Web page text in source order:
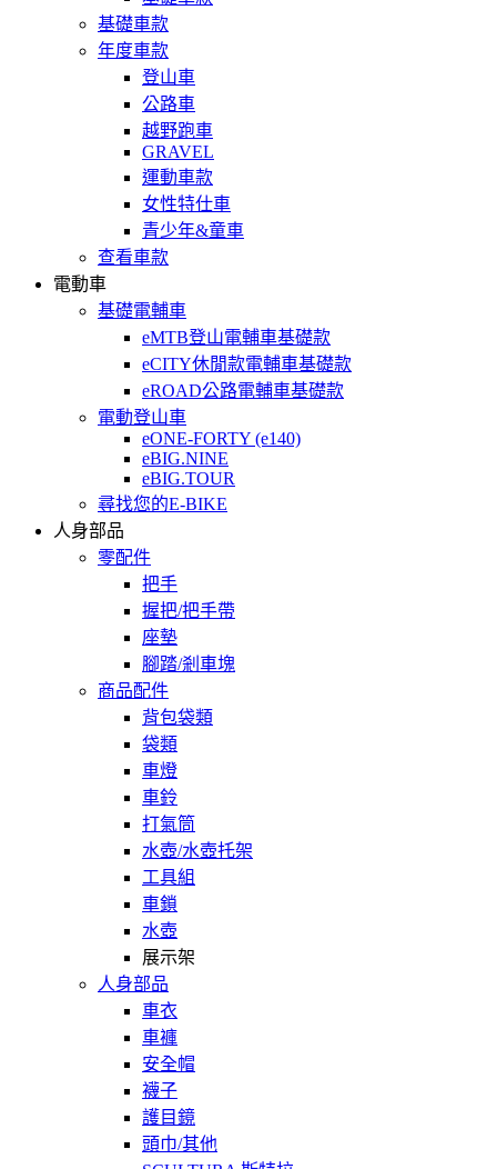
基礎車款
年度車款
登山車
公路車
越野跑車
GRAVEL
運動車款
女性特仕車
青少年&童車
查看車款
電動車
基礎電輔車
eMTB登山電輔車基礎款
eCITY休閒款電輔車基礎款
eROAD公路電輔車基礎款
電動登山車
eONE-FORTY (e140)
eBIG.NINE
eBIG.TOUR
尋找您的E-BIKE
人身部品
零配件
把手
握把/把手帶
座墊
腳踏/剎車塊
商品配件
背包袋類
袋類
車燈
車鈴
打氣筒
水壺/水壺托架
工具組
車鎖
水壺
展示架
人身部品
車衣
車褲
安全帽
襪子
護目鏡
頭巾/其他